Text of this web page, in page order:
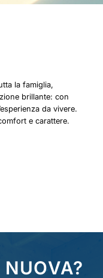
la famiglia,
brillante: con
da vivere.
e carattere.
NUOVA?